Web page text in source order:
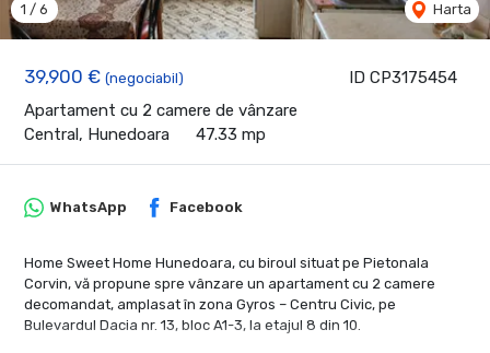
ID CP3175454
39,900 € (negociabil)
Apartament cu 2 camere de vânzare
Central, Hunedoara
47.33 mp
1 / 6 Harta
WhatsApp Facebook
Home Sweet Home Hunedoara, cu biroul situat pe Pietonala
Corvin, vă propune spre vânzare un apartament cu 2 camere
decomandat, amplasat în zona Gyros – Centru Civic, pe
Bulevardul Dacia nr. 13, bloc A1-3, la etajul 8 din 10.